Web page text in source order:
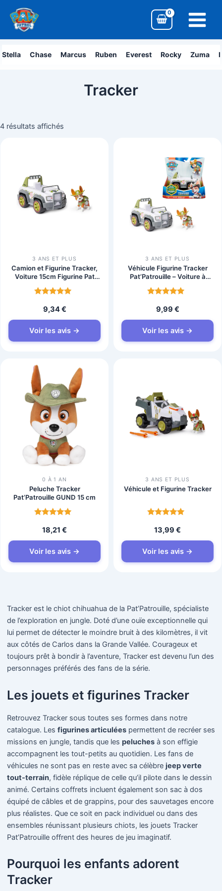
contenu
Menu
Stella Chase Marcus Ruben Everest Rocky Zuma
Tracker
4 résultats affichés
3 ANS ET PLUS
Camion et Figurine Tracker,
Voiture 15cm Figurine Pat
4.8
sur 5
9,34€
Voir les avis →
3 ANS ET PLUS
Véhicule Figurine Tracker
Pat’Patrouille – Voiture à
4.8
sur 5
9,99 €
Voir les avis →
0 À 1 AN
Peluche Tracker
Pat’Patrouille GUND 15 cm
4.8
sur 5
18,21 €
Voir les avis →
3 ANS ET PLUS
Véhicule et Figurine Tracker
4.8
sur 5
13,99 €
Voir les avis →
Tracker est le chiot chihuahua de la Pat’Patrouille, spécialiste
de l’exploration en jungle. Doté d’une ouïe exceptionnelle qui
lui permet de détecter le moindre bruit à des kilomètres, il vit
aux côtés de Carlos dans la Grande Vallée. Courageux et
toujours prêt à bondir à l’aventure, Tracker est devenu l’un des
personnages préférés des fans de la série.
Les jouets et figurines Tracker
Retrouvez Tracker sous toutes ses formes dans notre
catalogue. Les figurines articulées permettent de recréer ses
missions en jungle, tandis que les peluches à son effigie
accompagnent les tout-petits au quotidien. Les fans de
véhicules ne sont pas en reste avec sa célèbre jeep verte
tout-terrain, fidèle réplique de celle qu’il pilote dans le dessin
animé. Certains coffrets incluent également son sac à dos
équipé de câbles et de grappins, pour des sauvetages encore
plus réalistes. Que ce soit en pack individuel ou dans des
ensembles réunissant plusieurs chiots, les jouets Tracker
Pat’Patrouille offrent des heures de jeu imaginatif.
Pourquoi les enfants adorent
Tracker